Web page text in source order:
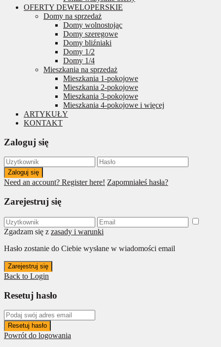
OFERTY DEWELOPERSKIE
Domy na sprzedaż
Domy wolnostojąc
Domy szeregowe
Domy bliźniaki
Domy 1/2
Domy 1/4
Mieszkania na sprzedaż
Mieszkania 1-pokojowe
Mieszkania 2-pokojowe
Mieszkania 3-pokojowe
Mieszkania 4-pokojowe i więcej
ARTYKUŁY
KONTAKT
Zaloguj się
Zaloguj się
Need an account? Register here! Zapomniałeś hasła?
Zarejestruj się
Zgadzam się z zasady i warunki
Hasło zostanie do Ciebie wysłane w wiadomości email
Zarejestruj się
Back to Login
Resetuj hasło
Resetuj hasło
Powrót do logowania